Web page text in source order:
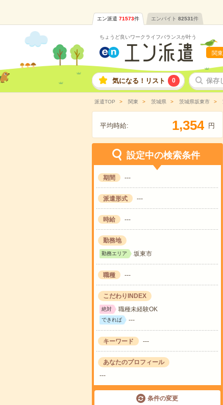
エン派遣 71573件 エンバイト 82531件
ちょうど良いワークライフバランスが叶う
関
気になる！リスト 0 保存
派遣TOP 関東 茨城県 茨城県坂東市
平均時給: 1,354 円
設定中の検索条件
期間 ---
派遣形式 ---
時給 ---
勤務地
勤務エリア 坂東市
職種 ---
こだわりINDEX
絶対 職種未経験OK
できれば ---
キーワード ---
あなたのプロフィール
---
条件の変更